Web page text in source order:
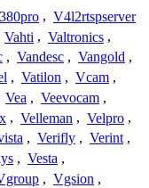
, V4l2rtspserver
Vahti , Valtronics ,
, Vandesc , Vangold ,
, Vatilon , Vcam ,
Vea , Veevocam ,
, Velleman , Velpro ,
, Verifly , Verint ,
, Vesta ,
, Vgsion ,